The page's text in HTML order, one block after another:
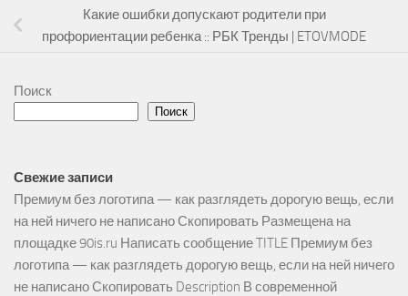
Какие ошибки допускают родители при
профориентации ребенка :: РБК Тренды | ETOVMODE
Поиск
Поиск
Свежие записи
Премиум без логотипа — как разглядеть дорогую вещь, если
на ней ничего не написано Скопировать Размещена на
площадке 90is.ru Написать сообщение TITLE Премиум без
логотипа — как разглядеть дорогую вещь, если на ней ничего
не написано Скопировать Description В современной